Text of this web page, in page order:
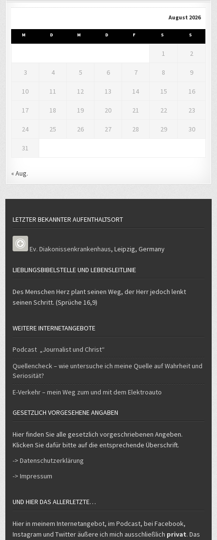
August 2026
M D M D F S S
1 2
3 4 5 6 7 8 9
10 11 12 13 14 15 16
17 18 19 20 21 22 23
24 25 26 27 28 29 30
31
« Aug.
LETZTER BEKANNTER AUFENTHALTSORT
Ev. Diakonissenkrankenhaus,Leipzig,Germany
LIEBLINGSBIBELSTELLE UND LEBENSLEITLINIE
Des Menschen Herz plant seinen Weg, der Herr jedoch lenkt
seinen Schritt. (Sprüche 16,9)
WEITERE INTERNETANGEBOTE
Podcast „Journalist und Christ“
Quellencheck – wie untersuche ich meine Quelle auf Wahrheit und
Seriosität?
E-Verkehr – mein Weg zum und mit dem Elektroauto
GESETZLICH VORGESEHENE ANGABEN
Hier finden Sie alle gesetzlich vorgeschriebenen Angeben.
Klicken Sie dafür bitte auf die entsprechende Überschrift.
-> Datenschutzerklärung
-> Impressum
UND HIER DAS ALLERLETZTE…
Hier in meinem Internetangebot, im Podcast, bei Facebook,
Instagram und Twitter äußere ich mich ausschließlich privat. Das